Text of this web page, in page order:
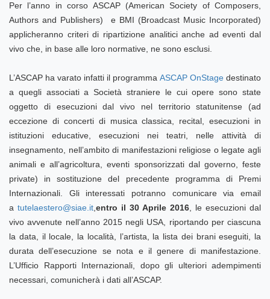
Per l’anno in corso ASCAP (American Society of Composers,
Authors and Publishers) e BMI (Broadcast Music Incorporated)
applicheranno criteri di ripartizione analitici anche ad eventi dal
vivo che, in base alle loro normative, ne sono esclusi.
L’ASCAP ha varato infatti il programma ASCAP OnStage destinato
a quegli associati a Società straniere le cui opere sono state
oggetto di esecuzioni dal vivo nel territorio statunitense (ad
eccezione di concerti di musica classica, recital, esecuzioni in
istituzioni educative, esecuzioni nei teatri, nelle attività di
insegnamento, nell’ambito di manifestazioni religiose o legate agli
animali e all’agricoltura, eventi sponsorizzati dal governo, feste
private) in sostituzione del precedente programma di Premi
Internazionali. Gli interessati potranno comunicare via email
a tutelaestero@siae.it entro il 30 Aprile 2016 , le esecuzioni dal
vivo avvenute nell’anno 2015 negli USA, riportando per ciascuna
la data, il locale, la località, l’artista, la lista dei brani eseguiti, la
durata dell’esecuzione se nota e il genere di manifestazione.
L’Ufficio Rapporti Internazionali, dopo gli ulteriori adempimenti
necessari, comunicherà i dati all’ASCAP.